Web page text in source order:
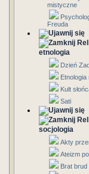
mistyczne
Freuda
etnologia
Dzień
Etnologia
Kult
Sati
socjologia
Akty
Ateizm
Brat brud